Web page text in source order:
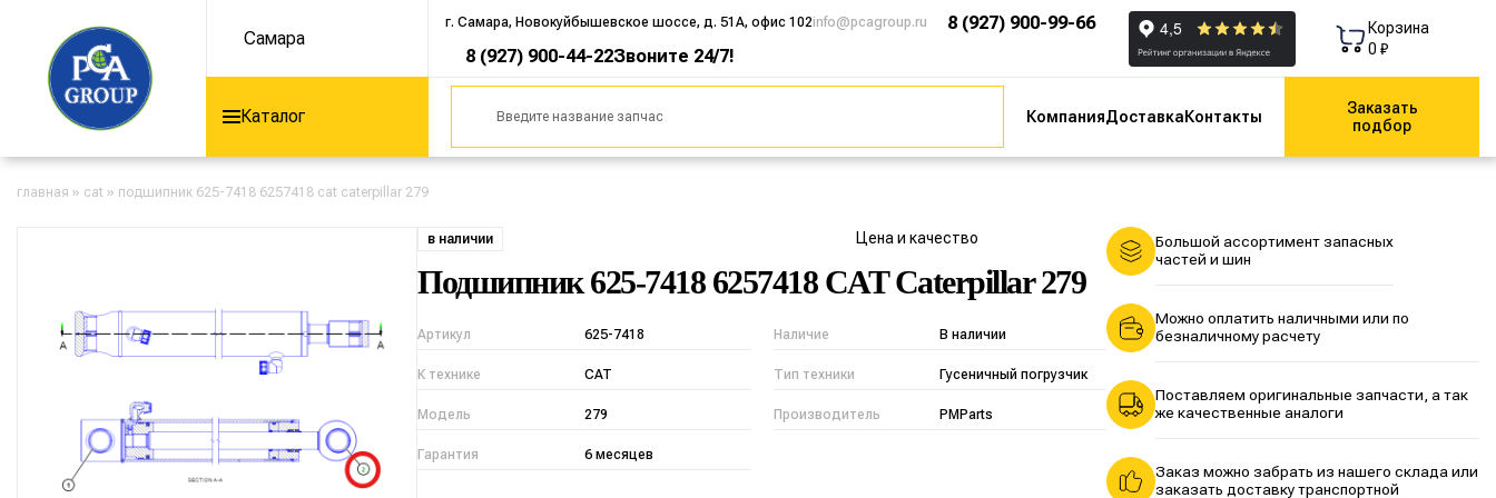
Самара
г. Самара, Новокуйбышевское шоссе, д. 51А, офис 102info@pcagroup.ru
8 (927) 900-99-66
8 (927) 900-44-22Звоните 24/7!
Корзина
0 ₽
Каталог КомпанияДоставкаКонтакты
Заказать
подбор
главная » cat » подшипник 625-7418 6257418 cat caterpillar 279
в наличии Цена и качество
Подшипник 625-7418 6257418 CAT Caterpillar 279
Артикул 625-7418 Наличие В наличии
К технике CAT Тип техники Гусеничный погрузчик
Модель 279 Производитель PMParts
Гарантия 6 месяцев
Большой ассортимент запасных
частей и шин
Можно оплатить наличными или по
безналичному расчету
Поставляем оригинальные запчасти, а так
же качественные аналоги
Заказ можно забрать из нашего склада или
заказать доставку транспортной